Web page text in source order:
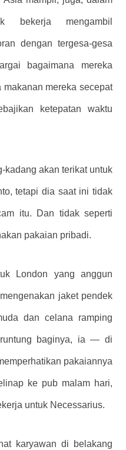
bekerja mengambil
dengan tergesa-gesa
bagaimana mereka
mereka secepat
ketepatan waktu
kadang akan terikat untuk
tetapi dia saat ini tidak
itu. Dan tidak seperti
pakaian pribadi.
London yang anggun
jaket pendek
dan celana ramping
baginya, ia — di
pakaiannya
ke pub malam hari,
untuk Necessarius.
karyawan di belakang